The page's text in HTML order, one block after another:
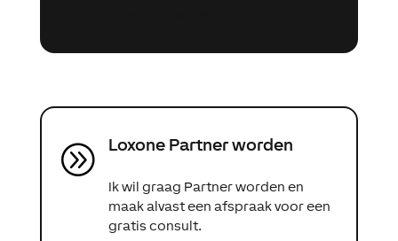
A Loxone Partner worden
Ik wil graag Partner worden en
maak alvast een afspraak voor een
gratis consult.